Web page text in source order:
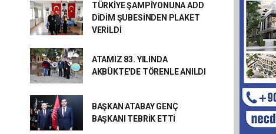
TÜRKİYE ŞAMPİYONUNA ADD
DİDİM ŞUBESİNDEN PLAKET
VERİLDİ
ATAMIZ 83. YILINDA
AKBÜKTE'DE TÖRENLE ANILDI
BAŞKAN ATABAY GENÇ
BAŞKANI TEBRİK ETTİ